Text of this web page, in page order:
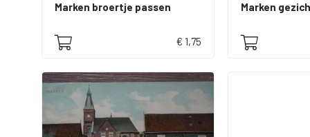
Marken broertje passen
€ 1,75
Marken